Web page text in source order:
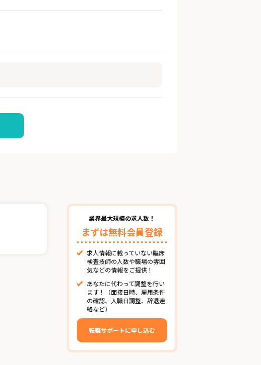
業界最大規模の求人数！
まずは無料会員登録
求人情報に載っていない臨床
検査技師の人数や職場の雰囲
気などの情報をご提供！
あなたに代わって調整を行い
ます！（面接日時、雇用条件
の確認、入職日調整、辞退連
絡など）
転職サポートに申し込む